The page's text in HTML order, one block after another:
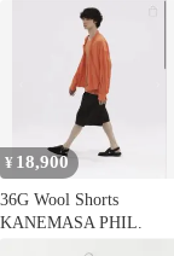
¥ 18,900
36G Wool Shorts
KANEMASA PHIL.